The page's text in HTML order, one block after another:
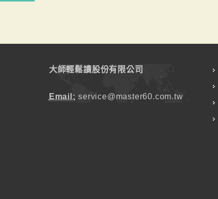
大師輕鬆讀股份有限公司
Email: service@master60.com.tw